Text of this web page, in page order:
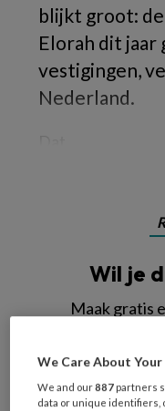
blijkt groot:
Elorah dit jaar
vestigingen,
Nederland.
Wil je
Maak gratis
We Care About Your
We and our887 partners
data or unique identifiers,